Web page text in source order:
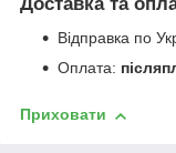
Доставка та
Відправка по
Оплата:
Приховати